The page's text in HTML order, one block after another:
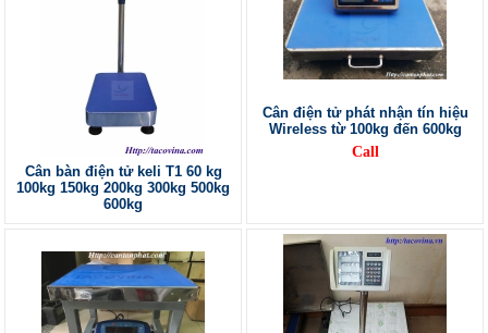
Cân bàn điện tử keli T1 60 kg
100kg 150kg 200kg 300kg 500kg
600kg
Cân điện tử phát nhận tín hiệu
Wireless từ 100kg đến 600kg
Call